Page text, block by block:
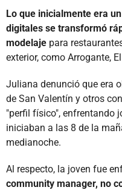
Lo que inicialmente era
digitales se transformó
modelaje para
exterior, como Arrogante,
Juliana denunció que era
de San Valentín y otros
"perfil físico", enfrentando
iniciaban a las 8 de la
medianoche.
Al respecto, la joven fue
community manager, no